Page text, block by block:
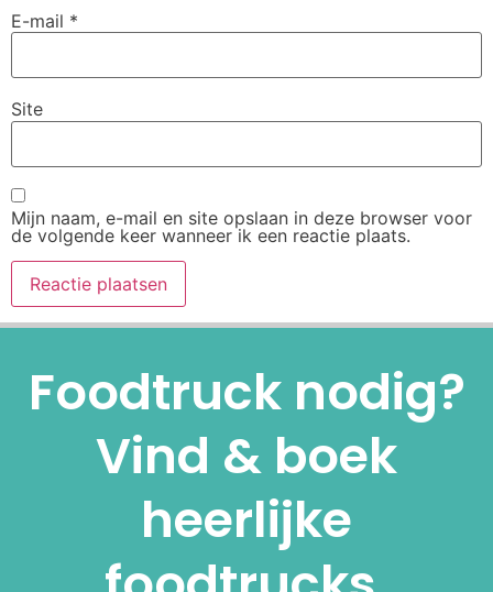
E-mail *
Site
Mijn naam, e-mail en site opslaan in deze browser voor
de volgende keer wanneer ik een reactie plaats.
Foodtruck nodig?
Vind & boek
heerlijke